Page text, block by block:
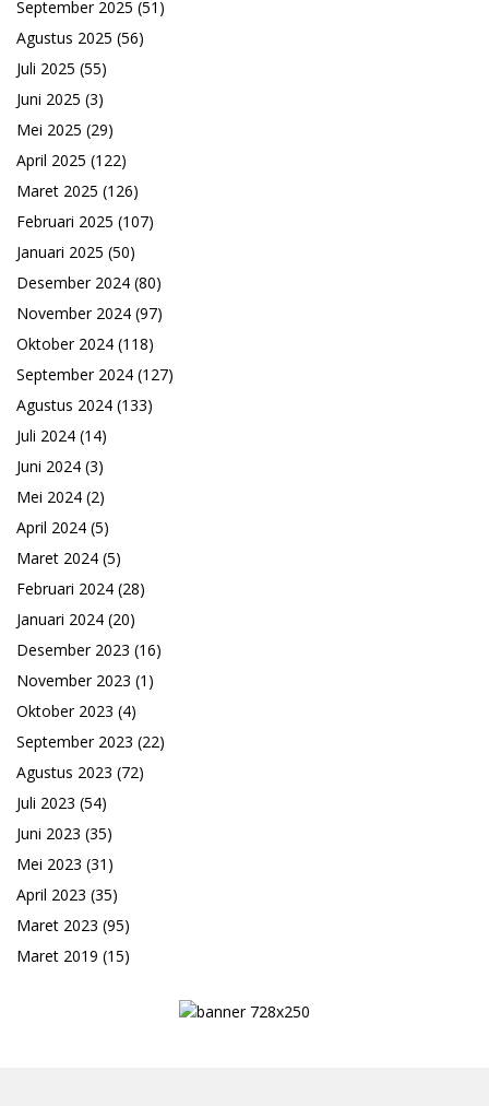
September 2025 (51)
Agustus 2025 (56)
Juli 2025 (55)
Juni 2025 (3)
Mei 2025 (29)
April 2025 (122)
Maret 2025 (126)
Februari 2025 (107)
Januari 2025 (50)
Desember 2024 (80)
November 2024 (97)
Oktober 2024 (118)
September 2024 (127)
Agustus 2024 (133)
Juli 2024 (14)
Juni 2024 (3)
Mei 2024 (2)
April 2024 (5)
Maret 2024 (5)
Februari 2024 (28)
Januari 2024 (20)
Desember 2023 (16)
November 2023 (1)
Oktober 2023 (4)
September 2023 (22)
Agustus 2023 (72)
Juli 2023 (54)
Juni 2023 (35)
Mei 2023 (31)
April 2023 (35)
Maret 2023 (95)
Maret 2019 (15)